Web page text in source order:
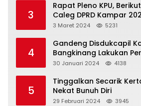
3
Rapat Pleno KPU,
3 Maret 2024 5231
4
Gandeng Disdukcapil
Bangkinang Lakukan
Kependudukan WBP
30 Januari 2024 4138
5
Tinggalkan Secarik
Nekat Bunuh Diri
29 Februari 2024 3945